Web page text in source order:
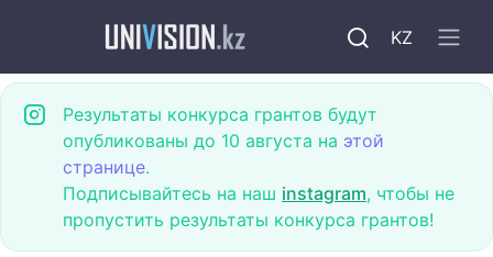
KZ
Результаты конкурса грантов будут
опубликованы до 10 августа на этой
странице.
Подписывайтесь на наш instagram, чтобы не
пропустить результаты конкурса грантов!